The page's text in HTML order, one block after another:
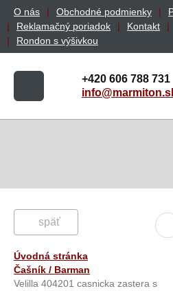
O nás Obchodné podmienky
Reklamačný poriadok
Kontakt
Rondon s výšivkou
+420 606 788 731
späť
Úvodná stránka
Čašník / Barman
Velilla 404201 casnicka zastera s